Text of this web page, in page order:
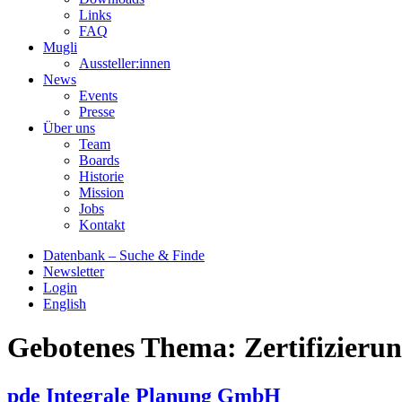
Links
FAQ
Mugli
Aussteller:innen
News
Events
Presse
Über uns
Team
Boards
Historie
Mission
Jobs
Kontakt
Datenbank – Suche & Finde
Newsletter
Login
English
Gebotenes Thema:
pde Integrale Planung GmbH